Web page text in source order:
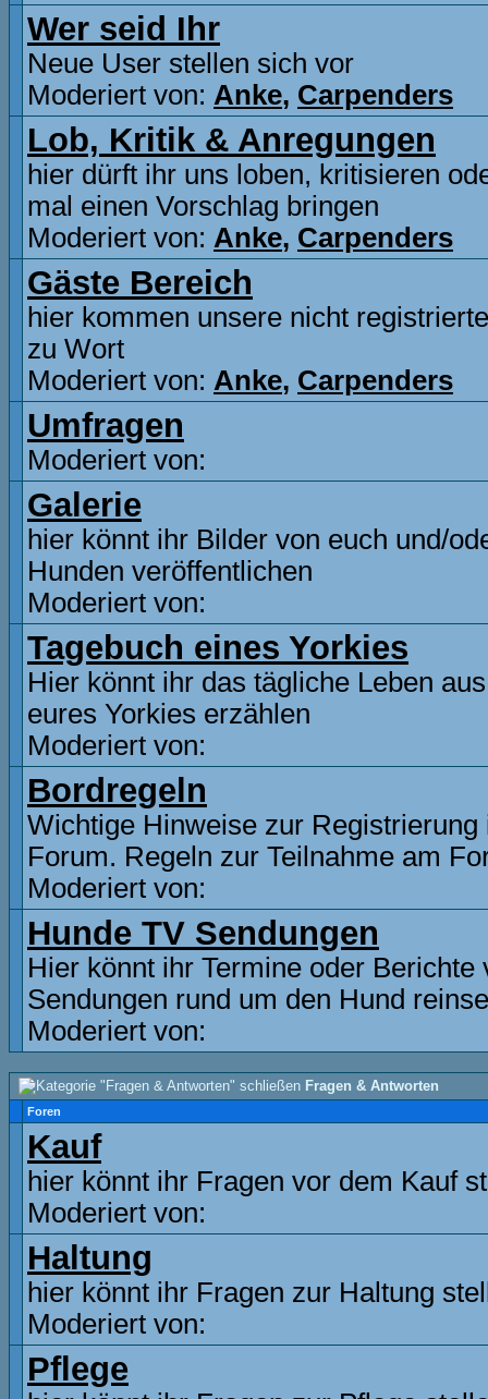
Wer seid Ihr
Neue User stellen sich vor
Moderiert von: Anke, Carpenders
Lob, Kritik & Anregungen
hier dürft ihr uns loben, kritisieren
mal einen Vorschlag bringen
Moderiert von: Anke, Carpenders
Gäste Bereich
hier kommen unsere nicht
zu Wort
Moderiert von: Anke, Carpenders
Umfragen
Moderiert von:
Galerie
hier könnt ihr Bilder von euch und/
Hunden veröffentlichen
Moderiert von:
Tagebuch eines Yorkies
Hier könnt ihr das tägliche Leben
eures Yorkies erzählen
Moderiert von:
Bordregeln
Wichtige Hinweise zur Registrierung
Forum. Regeln zur Teilnahme am
Moderiert von:
Hunde TV Sendungen
Hier könnt ihr Termine oder Berichte
Sendungen rund um den Hund
Moderiert von:
Fragen & Antworten
Foren
Kauf
hier könnt ihr Fragen vor dem Kauf
Moderiert von:
Haltung
hier könnt ihr Fragen zur Haltung
Moderiert von:
Pflege